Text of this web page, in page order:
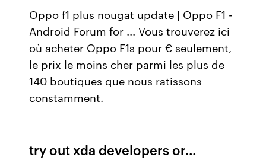
Oppo f1 plus nougat update | Oppo F1 -
Android Forum for ... Vous trouverez ici
où acheter Oppo F1s pour € seulement,
le prix le moins cher parmi les plus de
140 boutiques que nous ratissons
constamment.
try out xda developers or…